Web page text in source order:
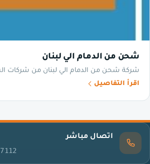
شحن من الدمام الي لبنان
شركة شحن من الدمام الي لبنان من شركات
اقرأ التفاصيل
اتصال مباشر